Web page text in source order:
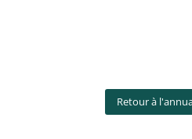
Retour à